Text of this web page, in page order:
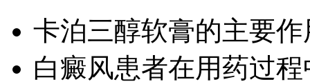
卡泊三醇软膏的主要
白癜风患者在用药过